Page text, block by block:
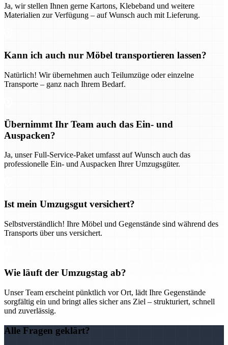
Ja, wir stellen Ihnen gerne Kartons, Klebeband und weitere
Materialien zur Verfügung – auf Wunsch auch mit Lieferung.
Kann ich auch nur Möbel transportieren lassen?
Natürlich! Wir übernehmen auch Teilumzüge oder einzelne
Transporte – ganz nach Ihrem Bedarf.
Übernimmt Ihr Team auch das Ein- und
Auspacken?
Ja, unser Full-Service-Paket umfasst auf Wunsch auch das
professionelle Ein- und Auspacken Ihrer Umzugsgüter.
Ist mein Umzugsgut versichert?
Selbstverständlich! Ihre Möbel und Gegenstände sind während des
Transports über uns versichert.
Wie läuft der Umzugstag ab?
Unser Team erscheint pünktlich vor Ort, lädt Ihre Gegenstände
sorgfältig ein und bringt alles sicher ans Ziel – strukturiert, schnell
und zuverlässig.
Alle Fragen geklärt?